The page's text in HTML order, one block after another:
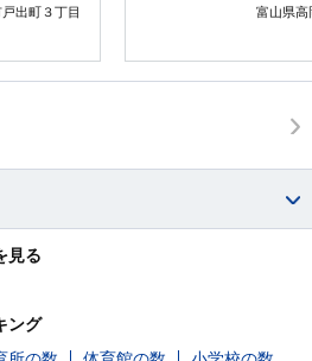
出町３丁目
富山県高
見る
ング